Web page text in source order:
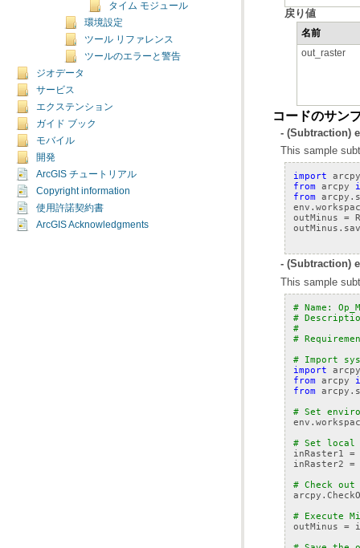
タイム モジュール
環境設定
ツール リファレンス
ツールのエラーと警告
ジオデータ
サービス
エクステンション
ガイド ブック
モバイル
開発
ArcGIS チュートリアル
Copyright information
使用許諾契約書
ArcGIS Acknowledgments
戻り値
名前
out_raster
コードのサン
- (Subtraction)
This sample
import arcpy
from arcpy
from
env .
outMinus =
outMinus .
- (Subtraction)
This sample
# Name:
#
#
#
# Import
import arcpy
from arcpy
from
# Set
env .
# Set local
inRaster1 =
inRaster2 =
# Check
arcpy .
# Execute
outMinus =